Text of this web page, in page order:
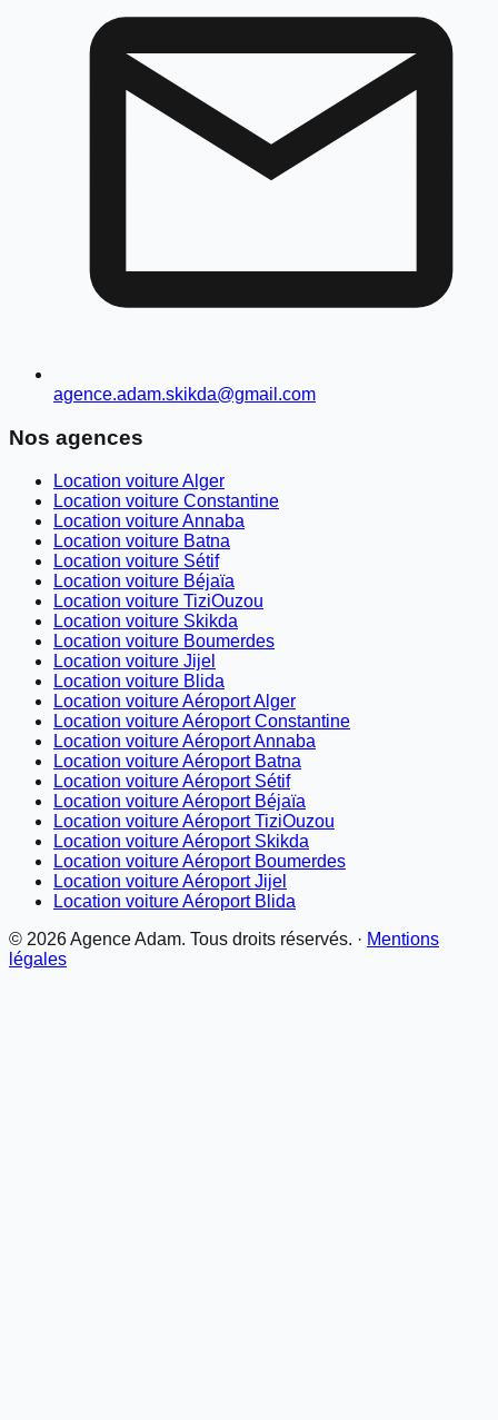
agence.adam.skikda@gmail.com
Nos agences
Location voiture Alger
Location voiture Constantine
Location voiture Annaba
Location voiture Batna
Location voiture Sétif
Location voiture Béjaïa
Location voiture TiziOuzou
Location voiture Skikda
Location voiture Boumerdes
Location voiture Jijel
Location voiture Blida
Location voiture Aéroport Alger
Location voiture Aéroport Constantine
Location voiture Aéroport Annaba
Location voiture Aéroport Batna
Location voiture Aéroport Sétif
Location voiture Aéroport Béjaïa
Location voiture Aéroport TiziOuzou
Location voiture Aéroport Skikda
Location voiture Aéroport Boumerdes
Location voiture Aéroport Jijel
Location voiture Aéroport Blida
© 2026Agence Adam. Tous droits réservés. · Mentions
légales